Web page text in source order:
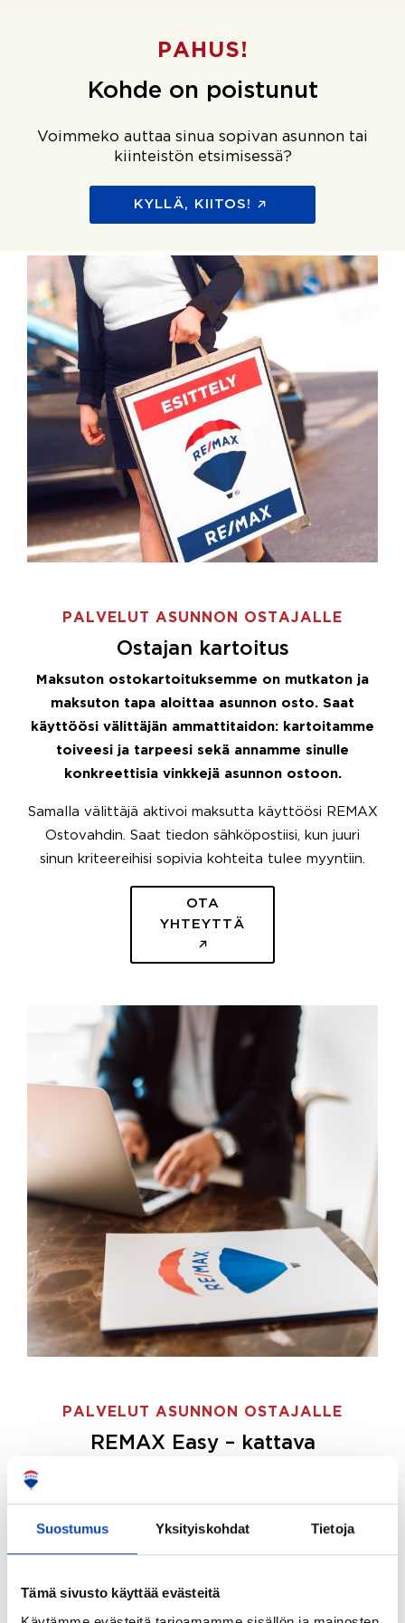
Suostumus Yksityiskohdat Tietoja
Tämä sivusto käyttää evästeitä
PAHUS!
Kohde on poistunut
Voimmeko auttaa sinua sopivan asunnon tai
kiinteistön etsimisessä?
KYLLÄ, KIITOS!
PALVELUT ASUNNON OSTAJALLE
Ostajan kartoitus
Maksuton ostokartoituksemme on mutkaton ja
maksuton tapa aloittaa asunnon osto. Saat
käyttöösi välittäjän ammattitaidon: kartoitamme
toiveesi ja tarpeesi sekä annamme sinulle
konkreettisia vinkkejä asunnon ostoon.
Samalla välittäjä aktivoi maksutta käyttöösi REMAX
Ostovahdin. Saat tiedon sähköpostiisi, kun juuri
sinun kriteereihisi sopivia kohteita tulee myyntiin.
OTA
YHTEYTTÄ
PALVELUT ASUNNON OSTAJALLE
REMAX Easy – kattava
ostajille.
Tee ostotoimeksianto ja etsimme juuri